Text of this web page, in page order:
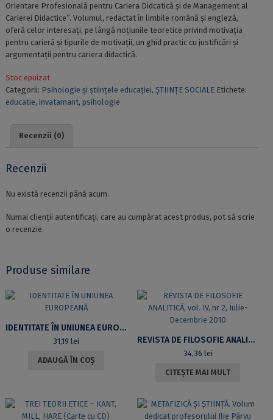
Orientare Profesională pentru Cariera Didcatică și de Management al
Carierei Didactice”. Volumul, redactat în limbile română și engleză,
oferă celor interesați, pe lângă noțiunile teoretice privind motivația
pentru carieră și tipurile de motivații, un ghid practic cu justificări și
argumentații pentru cariera didactică.
Stoc epuizat
Categorii: Psihologie și științele educației, ȘTIINȚE SOCIALE Etichete:
educatie, invatamant, psihologie
Recenzii (0)
Recenzii
Nu există recenzii până acum.
Numai clienții autentificați, care au cumpărat acest produs, pot să scrie
o recenzie.
Produse similare
IDENTITATE ÎN UNIUNEA EUROPEANĂ
31,19 lei
ADAUGĂ ÎN COȘ
REVISTA DE FILOSOFIE ANALITICĂ, VOL. IV, NR 2, IULIE-DECEMBRIE 2010
34,36 lei
CITEȘTE MAI MULT